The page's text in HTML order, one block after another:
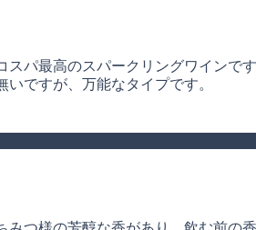
スパ最高のスパークリングワインで
ですが、万能なタイプです。